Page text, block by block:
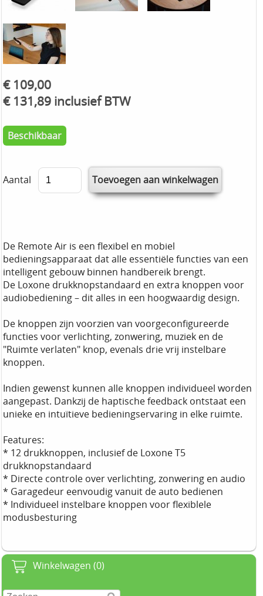
Winkelwagen (0)
€ 109,00
€ 131,89 inclusief BTW
Beschikbaar
Aantal
De Remote Air is een flexibel en mobiel
bedieningsapparaat dat alle essentiële functies van een
intelligent gebouw binnen handbereik brengt.
De Loxone drukknopstandaard en extra knoppen voor
audiobediening – dit alles in een hoogwaardig design.
De knoppen zijn voorzien van voorgeconfigureerde
functies voor verlichting, zonwering, muziek en de
"Ruimte verlaten" knop, evenals drie vrij instelbare
knoppen.
Indien gewenst kunnen alle knoppen individueel worden
aangepast. Dankzij de haptische feedback ontstaat een
unieke en intuïtieve bedieningservaring in elke ruimte.
Features:
* 12 drukknoppen, inclusief de Loxone T5
drukknopstandaard
* Directe controle over verlichting, zonwering en audio
* Garagedeur eenvoudig vanuit de auto bedienen
* Individueel instelbare knoppen voor flexiblele
modusbesturing